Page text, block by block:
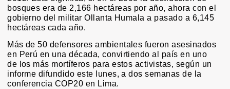
bosques era de 2,166 hectáreas por año, ahora con el
gobierno del militar Ollanta Humala a pasado a 6,145
hectáreas cada año.
Más de 50 defensores ambientales fueron asesinados
en Perú en una década, convirtiendo al país en uno
de los más mortíferos para estos activistas, según un
informe difundido este lunes, a dos semanas de la
conferencia COP20 en Lima.